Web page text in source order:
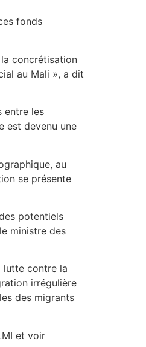
fonds
concrétisation
au Mali », a dit
entre les
est devenu une
au
se présente
potentiels
ministre des
lutte contre la
irrégulière
des migrants
et voir